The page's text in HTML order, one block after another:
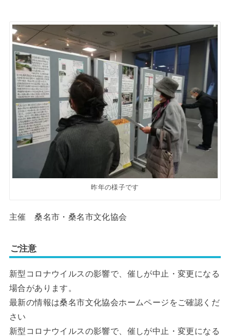
昨年の様子です
主催 桑名市・桑名市文化協会
ご注意
新型コロナウイルスの影響で、催しが中止・変更になる
場合があります。
最新の情報は桑名市文化協会ホームページをご確認くだ
さい
新型コロナウイルスの影響で、催しが中止・変更になる